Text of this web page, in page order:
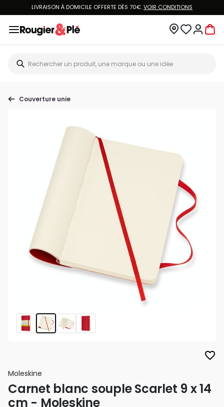
LIVRAISON À DOMICILE OFFERTE DÈS 70€.VOIR CONDITIONS
Couverture unie
favorite_border
Moleskine
Carnet blanc souple Scarlet 9 x 14
cm - Moleskine